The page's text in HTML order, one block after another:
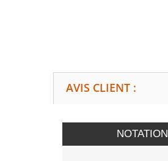
AVIS CLIENT :
NOTATION